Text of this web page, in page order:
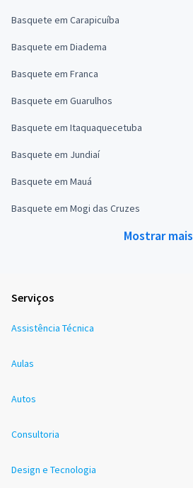
Basquete em Carapicuíba
Basquete em Diadema
Basquete em Franca
Basquete em Guarulhos
Basquete em Itaquaquecetuba
Basquete em Jundiaí
Basquete em Mauá
Basquete em Mogi das Cruzes
Mostrar mais
Serviços
Assistência Técnica
Aulas
Autos
Consultoria
Design e Tecnologia